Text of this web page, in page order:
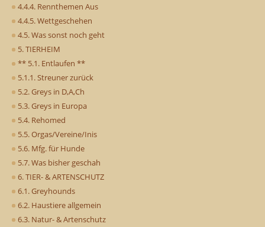
4.4.4. Rennthemen Aus
4.4.5. Wettgeschehen
4.5. Was sonst noch geht
5. TIERHEIM
** 5.1. Entlaufen **
5.1.1. Streuner zurück
5.2. Greys in D,A,Ch
5.3. Greys in Europa
5.4. Rehomed
5.5. Orgas/Vereine/Inis
5.6. Mfg. für Hunde
5.7. Was bisher geschah
6. TIER- & ARTENSCHUTZ
6.1. Greyhounds
6.2. Haustiere allgemein
6.3. Natur- & Artenschutz